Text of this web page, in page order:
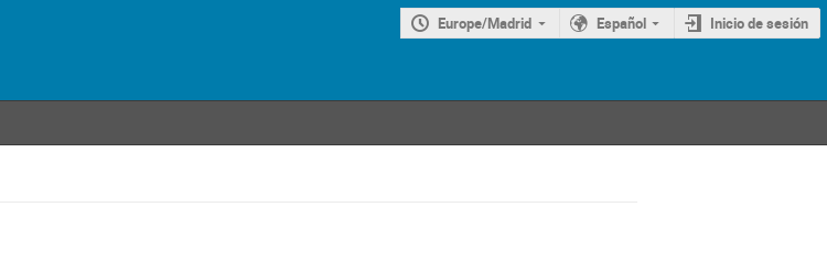
Europe/Madrid Español Inicio de sesión